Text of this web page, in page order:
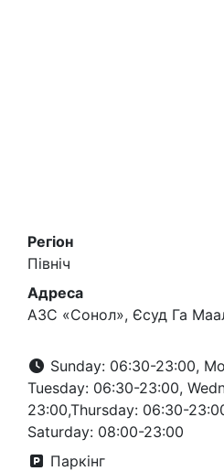
Регіон
Північ
Адреса
АЗС «Сонол», Єсуд Га
Sunday: 06:30-23:00,
Tuesday: 06:30-23:00,
23:00,Thursday: 06:30-
Saturday: 08:00-23:00
Паркінг